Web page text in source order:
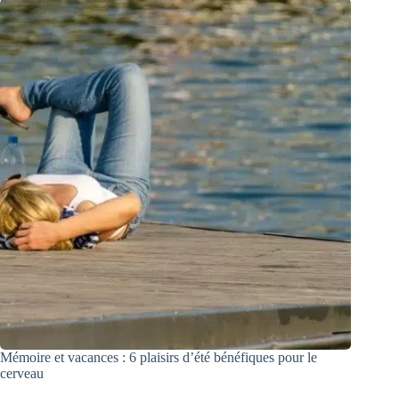
Mémoire et vacances : 6 plaisirs d’été bénéfiques pour le
cerveau